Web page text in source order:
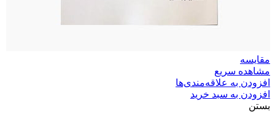
مقایسه
مشاهده سریع
افزودن به علاقه‌مندی‌ها
افزودن به سبد خرید
بستن